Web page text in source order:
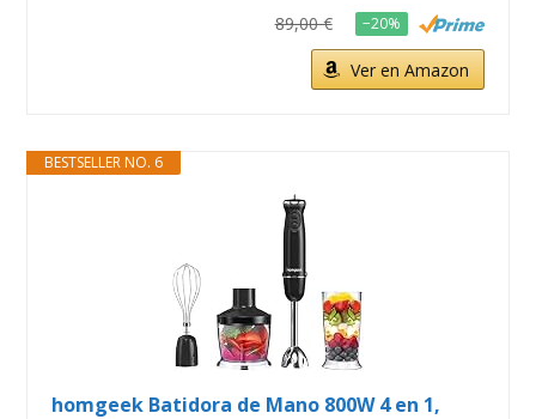
89,00 € −20%
Ver en Amazon
BESTSELLER NO. 6
homgeek Batidora de Mano 800W 4 en 1,